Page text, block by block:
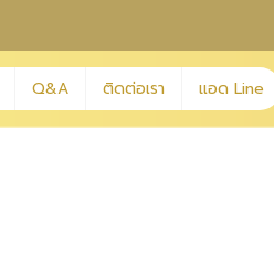
Q&A ติดต่อเรา แอด Line